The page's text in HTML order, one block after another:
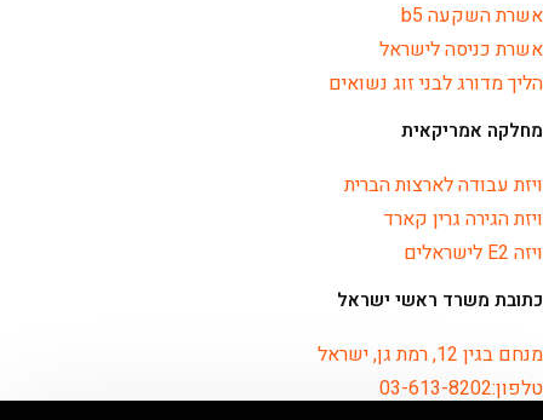
אשרת השקעה b5
אשרת כניסה לישראל
הליך מדורג לבני זוג נשואים
מחלקה אמריקאית
ויזת עבודה לארצות הברית
ויזת הגירה גרין קארד
ויזה E2 לישראלים
כתובת משרד ראשי ישראל
מנחם בגין 12, רמת גן, ישראל
טלפון:03-613-8202